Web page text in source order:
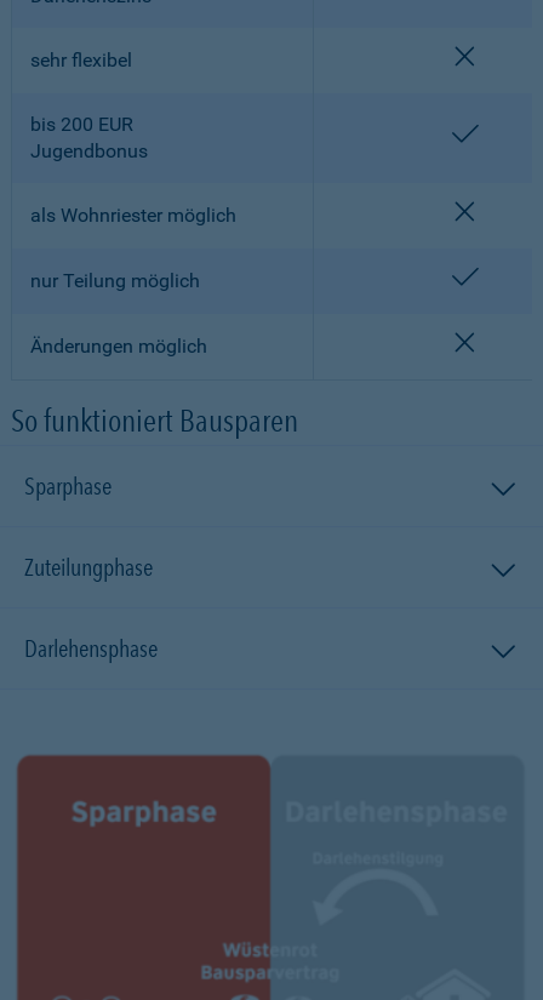
sehr flexibel
bis 200 EUR
Jugendbonus
als Wohnriester möglich
nur Teilung möglich
Änderungen möglich
So funktioniert Bausparen
Sparphase
Zuteilungphase
Darlehensphase